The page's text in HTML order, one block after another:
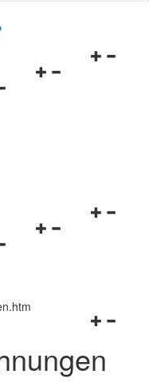
Navigationsmenü
Navigationsmenü
und
schließen